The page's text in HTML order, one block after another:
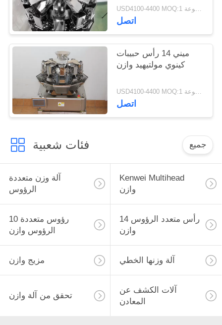
USD4100-4400 MOQ:1 مجموعة
اتصل
ميني 14 رأس حبيبات
كينوي مولتيهيد وازن
USD4100-4400 MOQ:1 مجموعة
اتصل
فئات شعبية جميع
آلة وزن متعددة
الرؤوس
Kenwei Multihead
وازن
10 رؤوس متعددة
الرؤوس وازن
14 رأس متعدد الرؤوس
وازن
مزيج وازن آلة وزنها الخطي
تحقق من آلة وازن
آلات الكشف عن
المعادن